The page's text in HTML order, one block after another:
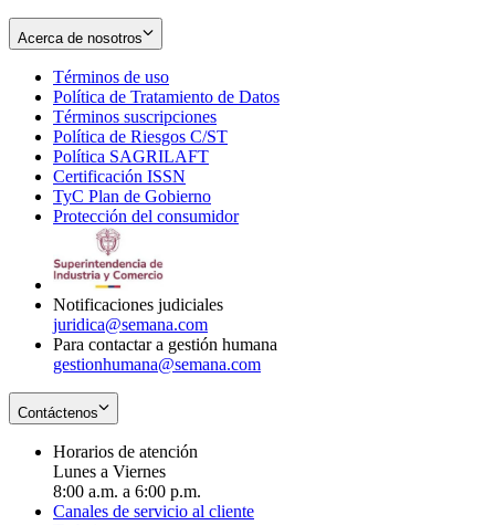
Acerca de nosotros
Términos de uso
in
new
window
Política de Tratamiento de Datos
Términos suscripciones
in
Política de Riesgos C/ST
Política SAGRILAFT
new
window
Certificación ISSN
in
new
TyC Plan de Gobierno
in
Protección del consumidorOpens
Notificaciones judiciales
juridica@semana.com
Para contactar a gestión humana
gestionhumana@semana.com
Contáctenos
Horarios de atención
Lunes a Viernes
8:00 a.m. a 6:00 p.m.
Canales de servicio al cliente